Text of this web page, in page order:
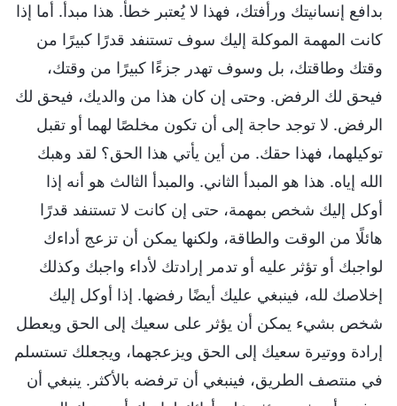
بدافع إنسانيتك ورأفتك، فهذا لا يُعتبر خطأً. هذا مبدأ. أما إذا
كانت المهمة الموكلة إليك سوف تستنفد قدرًا كبيرًا من
وقتك وطاقتك، بل وسوف تهدر جزءًا كبيرًا من وقتك،
فيحق لك الرفض. وحتى إن كان هذا من والديك، فيحق لك
الرفض. لا توجد حاجة إلى أن تكون مخلصًا لهما أو تقبل
توكيلهما، فهذا حقك. من أين يأتي هذا الحق؟ لقد وهبك
الله إياه. هذا هو المبدأ الثاني. والمبدأ الثالث هو أنه إذا
أوكل إليك شخص بمهمة، حتى إن كانت لا تستنفد قدرًا
هائلًا من الوقت والطاقة، ولكنها يمكن أن تزعج أداءك
لواجبك أو تؤثر عليه أو تدمر إرادتك لأداء واجبك وكذلك
إخلاصك لله، فينبغي عليك أيضًا رفضها. إذا أوكل إليك
شخص بشيء يمكن أن يؤثر على سعيك إلى الحق ويعطل
إرادة ووتيرة سعيك إلى الحق ويزعجهما، ويجعلك تستسلم
في منتصف الطريق، فينبغي أن ترفضه بالأكثر. ينبغي أن